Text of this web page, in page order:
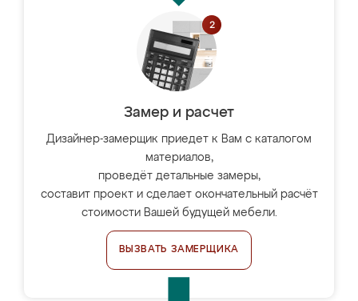
Замер и расчет
Дизайнер-замерщик приедет к Вам с каталогом
материалов,
проведёт детальные замеры,
составит проект и сделает окончательный расчёт
стоимости Вашей будущей мебели.
ВЫЗВАТЬ ЗАМЕРЩИКА